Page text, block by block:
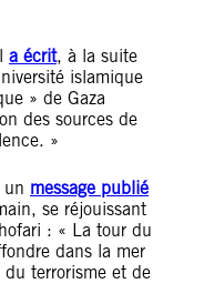
a écrit, à la suite
islamique
» de Gaza
des sources de
»
un message publié
se réjouissant
: « La tour du
dans la mer
du terrorisme et de